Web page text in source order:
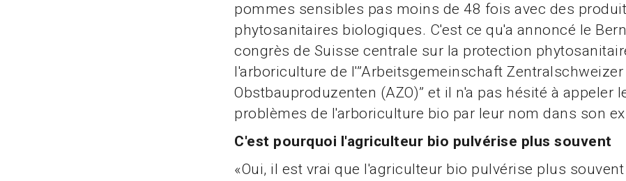
pommes sensibles pas moins de 48 fois avec des
phytosanitaires biologiques. C'est ce qu'a annoncé le
congrès de Suisse centrale sur la protection
l'arboriculture de l'”Arbeitsgemeinschaft Zentralschweizer
Obstbauproduzenten (AZO)” et il n'a pas hésité à appeler
problèmes de l'arboriculture bio par leur nom dans son
C'est pourquoi l'agriculteur bio pulvérise plus souvent
«Oui, il est vrai que l'agriculteur bio pulvérise plus